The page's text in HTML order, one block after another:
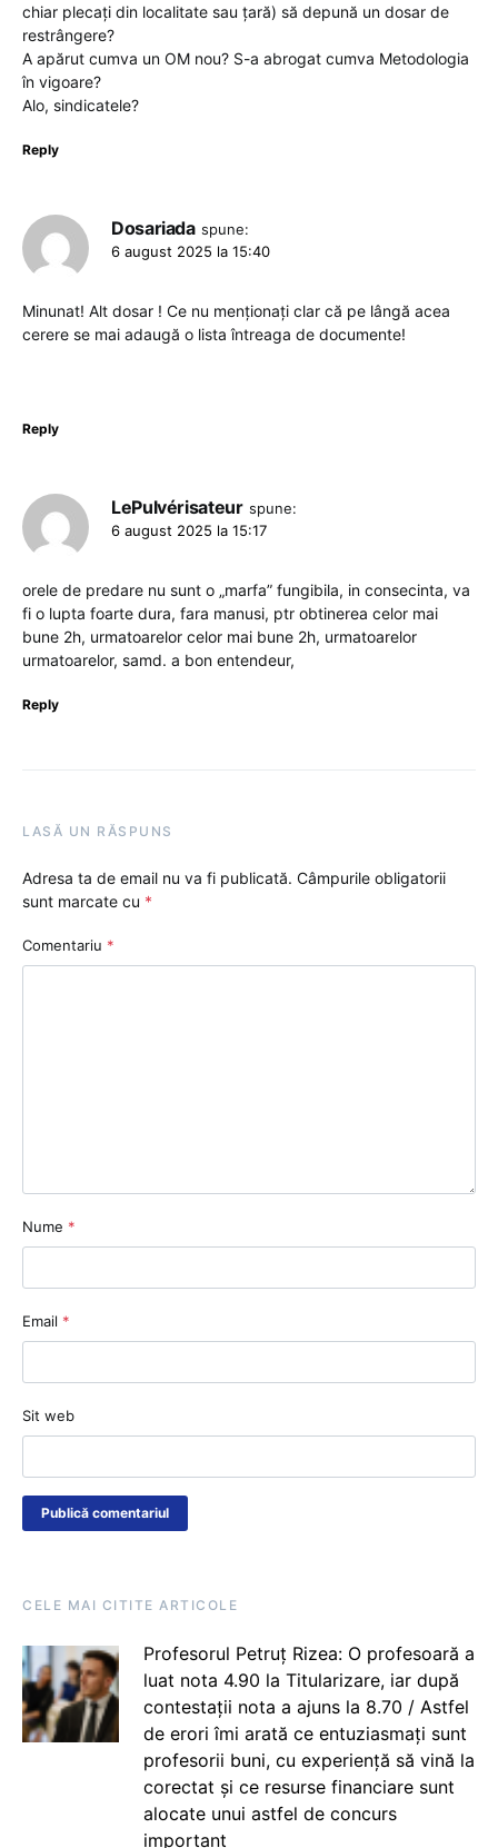
chiar plecați din localitate sau țară) să depună un dosar de
restrângere?
A apărut cumva un OM nou? S-a abrogat cumva Metodologia
în vigoare?
Alo, sindicatele?
Reply
Dosariada spune:
6 august 2025 la 15:40
Minunat! Alt dosar ! Ce nu menționați clar că pe lângă acea
cerere se mai adaugă o lista întreaga de documente!
Reply
LePulvérisateur spune:
6 august 2025 la 15:17
orele de predare nu sunt o „marfa” fungibila, in consecinta, va
fi o lupta foarte dura, fara manusi, ptr obtinerea celor mai
bune 2h, urmatoarelor celor mai bune 2h, urmatoarelor
urmatoarelor, samd. a bon entendeur,
Reply
LASĂ UN RĂSPUNS
Adresa ta de email nu va fi publicată. Câmpurile obligatorii
sunt marcate cu *
Comentariu *
Nume *
Email *
Sit web
CELE MAI CITITE ARTICOLE
Profesorul Petruț Rizea: O profesoară a
luat nota 4.90 la Titularizare, iar după
contestații nota a ajuns la 8.70 / Astfel
de erori îmi arată ce entuziasmați sunt
profesorii buni, cu experiență să vină la
corectat și ce resurse financiare sunt
alocate unui astfel de concurs
important